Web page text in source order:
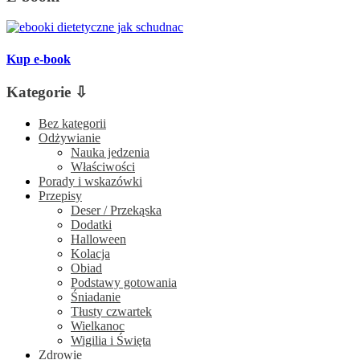
Kup e-book
Kategorie ⇩
Bez kategorii
Odżywianie
Nauka jedzenia
Właściwości
Porady i wskazówki
Przepisy
Deser / Przekąska
Dodatki
Halloween
Kolacja
Obiad
Podstawy gotowania
Śniadanie
Tłusty czwartek
Wielkanoc
Wigilia i Święta
Zdrowie